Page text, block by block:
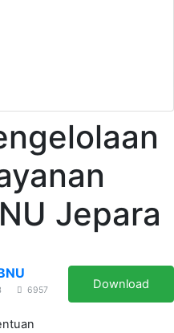
Jepara
6957
Download